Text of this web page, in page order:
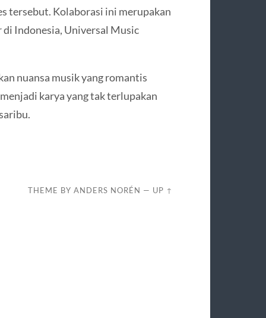
tersebut. Kolaborasi ini merupakan
di Indonesia, Universal Music
nuansa musik yang romantis
karya yang tak terlupakan
THEME BYANDERS NORÉN — UP ↑